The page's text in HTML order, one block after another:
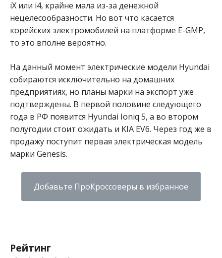
iX или i4, крайне мала из-за денежной
нецелесообразности. Но вот что касается
корейских электромобилей на платформе E-GMP,
то это вполне вероятно.
На данный момент электрические модели Hyundai
собираются исключительно на домашних
предприятиях, но планы марки на экспорт уже
подтверждены. В первой половине следующего
года в РФ появится Hyundai Ioniq 5, а во втором
полугодии стоит ожидать и KIA EV6. Через год же в
продажу поступит первая электрическая модель
марки Genesis.
Добавьте ПроКроссоверы в избранное
Рейтинг